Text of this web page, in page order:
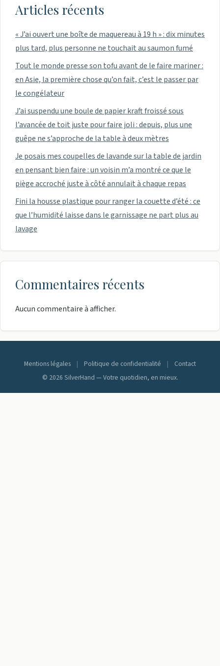
Articles récents
« J’ai ouvert une boîte de maquereau à 19 h » : dix minutes
plus tard, plus personne ne touchait au saumon fumé
Tout le monde presse son tofu avant de le faire mariner :
en Asie, la première chose qu’on fait, c’est le passer par
le congélateur
J’ai suspendu une boule de papier kraft froissé sous
l’avancée de toit juste pour faire joli : depuis, plus une
guêpe ne s’approche de la table à deux mètres
Je posais mes coupelles de lavande sur la table de jardin
en pensant bien faire : un voisin m’a montré ce que le
piège accroché juste à côté annulait à chaque repas
Fini la housse plastique pour ranger la couette d’été : ce
que l’humidité laisse dans le garnissage ne part plus au
lavage
Commentaires récents
Aucun commentaire à afficher.
Mentions légales | Politique de confidentialité |
Contact
© 2026 SilverHand — Votre quotidien, en mieux.